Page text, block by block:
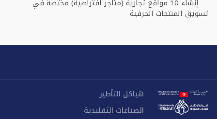
تسويق المنتجات الحرفية
هياكل التأطير
الصناعات التقليدية